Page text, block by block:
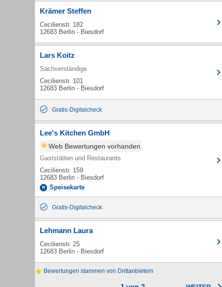
Krämer Steffen
Cecilienstr. 182
12683 Berlin - Biesdorf
Lars Koitz
Sachverständige
Cecilienstr. 101
12683 Berlin - Biesdorf
Gratis-Digitalcheck
Lee's Kitchen GmbH
Web Bewertungen vorhanden
Gaststätten und Restaurants
Cecilienstr. 159
12683 Berlin - Biesdorf
Speisekarte
Gratis-Digitalcheck
Lehmann Laura
Cecilienstr. 25
12683 Berlin - Biesdorf
Bewertungen stammen von Drittanbietern